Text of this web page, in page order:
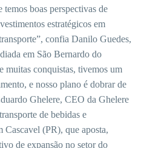
temos boas perspectivas de
estratégicos em
confia Danilo Guedes,
em São Bernardo do
muitas conquistas, tivemos um
e nosso plano é dobrar de
Ghelere, CEO da Ghelere
de bebidas e
Cascavel (PR), que aposta,
de expansão no setor do